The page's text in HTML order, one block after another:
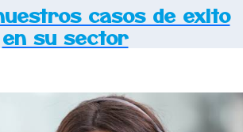
casos de exito
en su sector